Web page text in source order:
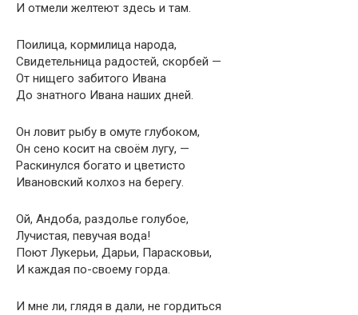
И отмели желтеют здесь и там.
Поилица, кормилица народа,
Свидетельница радостей, скорбей —
От нищего забитого Ивана
До знатного Ивана наших дней.
Он ловит рыбу в омуте глубоком,
Он сено косит на своём лугу, —
Раскинулся богато и цветисто
Ивановский колхоз на берегу.
Ой, Андоба, раздолье голубое,
Лучистая, певучая вода!
Поют Лукерьи, Дарьи, Парасковьи,
И каждая по-своему горда.
И мне ли, глядя в дали, не гордиться